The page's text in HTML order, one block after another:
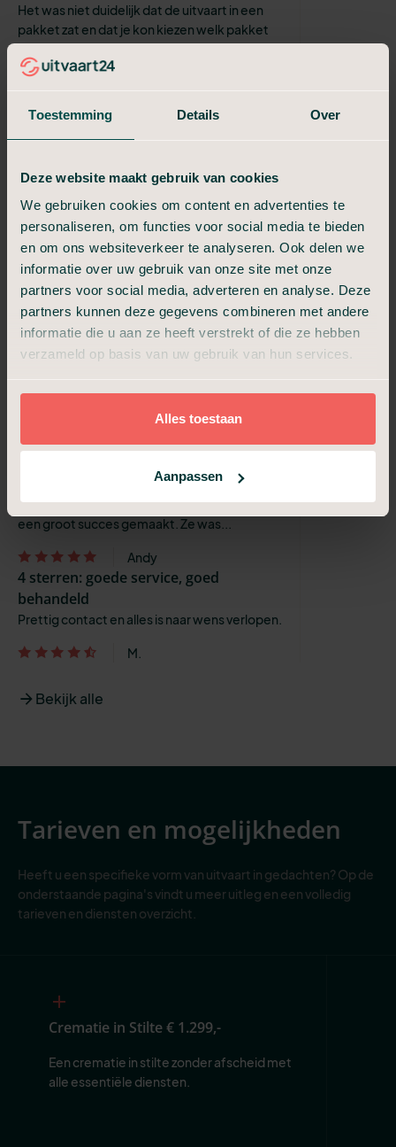
Toestemming Details Over
Deze website maakt gebruik van cookies
We gebruiken cookies om content en advertenties te
personaliseren, om functies voor social media te bieden
en om ons websiteverkeer te analyseren. Ook delen we
informatie over uw gebruik van onze site met onze
partners voor social media, adverteren en analyse. Deze
partners kunnen deze gegevens combineren met andere
informatie die u aan ze heeft verstrekt of die ze hebben
verzameld op basis van uw gebruik van hun services.
Alles toestaan
Aanpassen
Het was niet duidelijk dat de uitvaart in een
pakket zat en dat je kon kiezen welk pakket
en wat de kosten van elk p...
Uitvaart 24 heeft alles respectvol en waardig
geregeld zoals mijn man dat wilde mijn
4 sterren: goede service, goed
behandeld
Afspraken keurig nagekomen.
N.A.
5 sterren: perfect, zeker aan te bevelen
In moeilijke tijden werd vanaf het eerste
contact de verdere zorg bij crematie van mijn
alle momenten en de nazorg kwam...
René
5 sterren: perfect, zeker aan te bevelen
Leenders. Zij heeft ons met raad en daad
bijgestaan en de uitvaart van mijn vader tot
een groot succes gemaakt. Ze was...
Andy
4 sterren: goede service, goed
behandeld
Prettig contact en alles is naar wens verlopen.
M.
Bekijk alle
Tarieven en mogelijkheden
Heeft u een specifieke vorm van uitvaart in gedachten? Op de
onderstaande pagina's vindt u meer uitleg en een volledig
tarieven en diensten overzicht.
Crematie in Stilte€ 1.299,-
Een crematie in stilte zonder afscheid met
alle essentiële diensten.